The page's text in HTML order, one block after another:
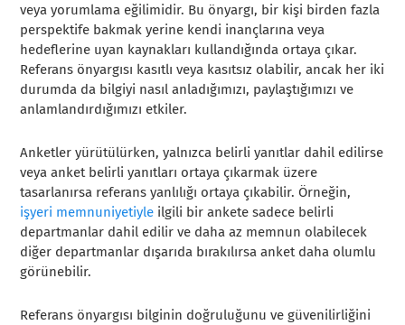
veya yorumlama eğilimidir. Bu önyargı, bir kişi birden fazla
perspektife bakmak yerine kendi inançlarına veya
hedeflerine uyan kaynakları kullandığında ortaya çıkar.
Referans önyargısı kasıtlı veya kasıtsız olabilir, ancak her iki
durumda da bilgiyi nasıl anladığımızı, paylaştığımızı ve
anlamlandırdığımızı etkiler.
Anketler yürütülürken, yalnızca belirli yanıtlar dahil edilirse
veya anket belirli yanıtları ortaya çıkarmak üzere
tasarlanırsa referans yanlılığı ortaya çıkabilir. Örneğin,
işyeri memnuniyetiyle ilgili bir ankete sadece belirli
departmanlar dahil edilir ve daha az memnun olabilecek
diğer departmanlar dışarıda bırakılırsa anket daha olumlu
görünebilir.
Referans önyargısı bilginin doğruluğunu ve güvenilirliğini